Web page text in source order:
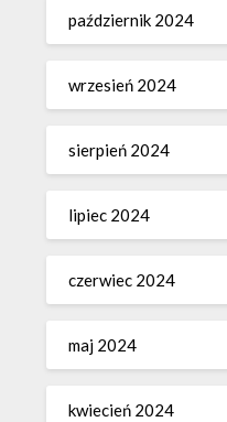
październik 2024
wrzesień 2024
sierpień 2024
lipiec 2024
czerwiec 2024
maj 2024
kwiecień 2024